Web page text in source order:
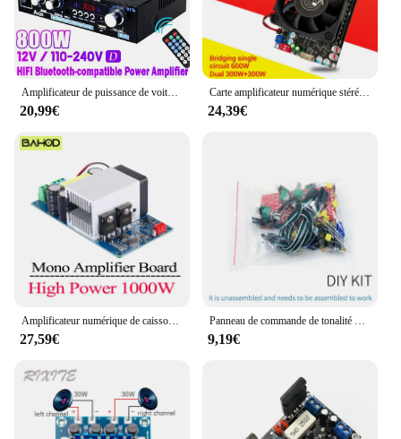
fusion of quality and performance, making it an
essential component for any audio enthusiast.
Amplificateur de puissance de voiture domestique AK35/G919H, 1000W, 2 canaux, Bluetooth, son surround, FM, USB, télécommande, mini HiFi, ampli stéréo numérique
20,99€
Carte amplificateur numérique stéréo haute puissance, Subwoofer, HiFi pour haut-parleurs, BTL Mono, Médailles sonores audio, 2*300W, TPA3255, 600W
24,39€
Amplificateur numérique de caisson de basses mono haute puissance, carte amplificateur HIFI, technologie IRS2092S, 1000W
27,59€
Panneau de commande de tonalité de basse, préamplificateur Audio unian NE5532, avec rallonge de 20cm pour amplificateur Diy
9,19€